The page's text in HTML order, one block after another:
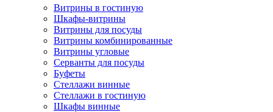
Витрины в гостиную
Шкафы-витрины
Витрины для посуды
Витрины комбинированные
Витрины угловые
Серванты для посуды
Буфеты
Стеллажи винные
Стеллажи в гостиную
Шкафы винные